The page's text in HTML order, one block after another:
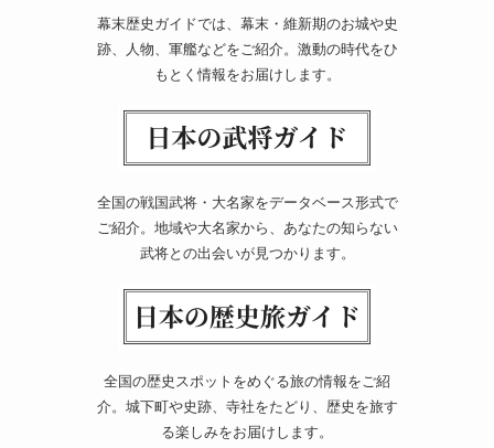
幕末歴史ガイドでは、幕末・維新期のお城や史
跡、人物、軍艦などをご紹介。激動の時代をひ
もとく情報をお届けします。
全国の戦国武将・大名家をデータベース形式で
ご紹介。地域や大名家から、あなたの知らない
武将との出会いが見つかります。
全国の歴史スポットをめぐる旅の情報をご紹
介。城下町や史跡、寺社をたどり、歴史を旅す
る楽しみをお届けします。